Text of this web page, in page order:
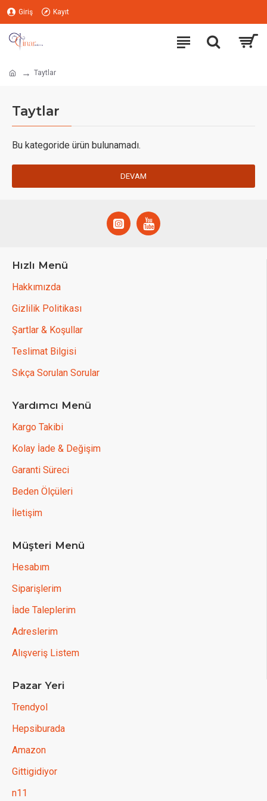
Giriş Kayıt
Taytlar
Taytlar
Bu kategoride ürün bulunamadı.
DEVAM
Hızlı Menü
Hakkımızda
Gizlilik Politikası
Şartlar & Koşullar
Teslimat Bilgisi
Sıkça Sorulan Sorular
Yardımcı Menü
Kargo Takibi
Kolay İade & Değişim
Garanti Süreci
Beden Ölçüleri
İletişim
Müşteri Menü
Hesabım
Siparişlerim
İade Taleplerim
Adreslerim
Alışveriş Listem
Pazar Yeri
Trendyol
Hepsiburada
Amazon
Gittigidiyor
n11